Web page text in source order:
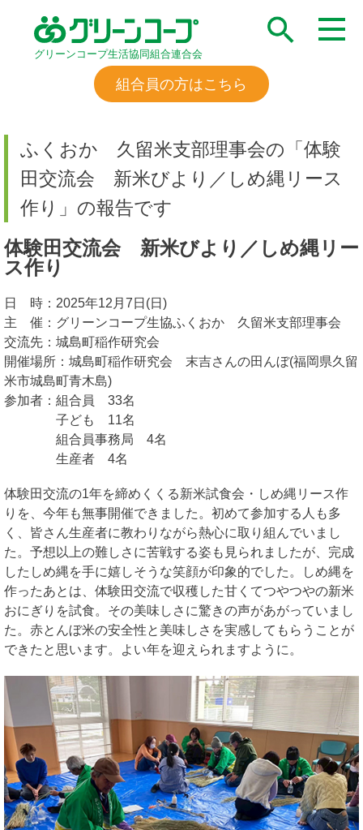
グリーンコープ生活協同組合連合会
組合員の方はこちら
ふくおか 久留米支部理事会の「体験
田交流会 新米びより／しめ縄リース
作り」の報告です
体験田交流会 新米びより／しめ縄リー
ス作り
日 時：2025年12月7日(日)
主 催：グリーンコープ生協ふくおか 久留米支部理事会
交流先：城島町稲作研究会
開催場所：城島町稲作研究会 末吉さんの田んぼ(福岡県久留
米市城島町青木島)
参加者：組合員 33名
子ども 11名
組合員事務局 4名
生産者 4名
体験田交流の1年を締めくくる新米試食会・しめ縄リース作
りを、今年も無事開催できました。初めて参加する人も多
く、皆さん生産者に教わりながら熱心に取り組んでいまし
た。予想以上の難しさに苦戦する姿も見られましたが、完成
したしめ縄を手に嬉しそうな笑顔が印象的でした。しめ縄を
作ったあとは、体験田交流で収穫した甘くてつやつやの新米
おにぎりを試食。その美味しさに驚きの声があがっていまし
た。赤とんぼ米の安全性と美味しさを実感してもらうことが
できたと思います。よい年を迎えられますように。